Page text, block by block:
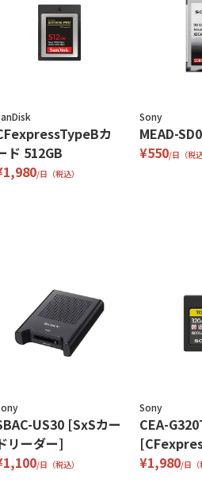
カ
ド 512GB
/日（税込）
Sony
MEAD-
¥550/日（税込
US30 [SxSカー
リーダー]
/日（税込）
Sony
CEA-
¥1,980/日（